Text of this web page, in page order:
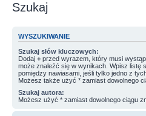
Szukaj
WYSZUKIWANIE
Szukaj słów kluczowych:
Dodaj + przed wyrazem, który musi
może znaleźć się w wynikach. Wpisz listę
pomiędzy nawiasami, jeśli tylko jedno z
Możesz także użyć * zamiast dowolnego
Szukaj autora:
Możesz użyć * zamiast dowolnego ciągu